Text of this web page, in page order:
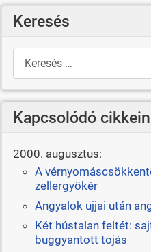
Keresés
Keresés
Kapcsolódó
2000. augusztus:
A
zellergyökér
Angyalok ujjai után
Két hústalan feltét:
buggyantott tojás